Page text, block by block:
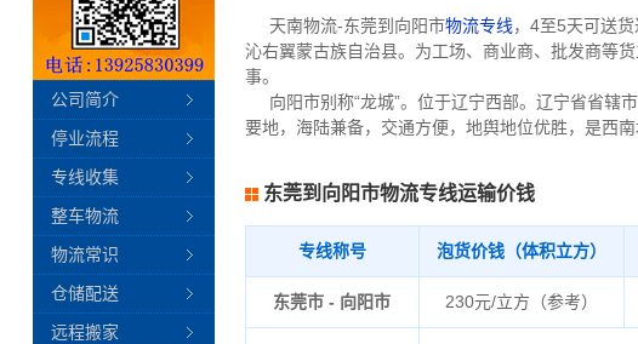
天南物流-东莞到向阳市物流专线，4至5天可送
沁右翼蒙古族自治县。为工场、商业商、批发商等
事。
向阳市别称“龙城”。位于辽宁西部。辽宁省省辖
要地，海陆兼备，交通方便，地舆地位优胜，是西
东莞到向阳市物流专线运输价钱
专线称号 泡货价钱（体积立方）
东莞市 - 向阳市 230元/立方（参考）
公司简介
停业流程
专线收集
整车物流
物流常识
仓储配送
远程搬家